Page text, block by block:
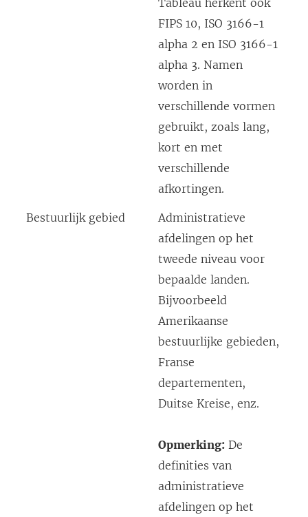
Tableau herkent ook
FIPS 10, ISO 3166-1
alpha 2 en ISO 3166-1
alpha 3. Namen
worden in
verschillende vormen
gebruikt, zoals lang,
kort en met
verschillende
afkortingen.
Bestuurlijk gebied
Administratieve
afdelingen op het
tweede niveau voor
bepaalde landen.
Bijvoorbeeld
Amerikaanse
bestuurlijke gebieden,
Franse
departementen,
Duitse Kreise, enz.
Opmerking: De
definities van
administratieve
afdelingen op het